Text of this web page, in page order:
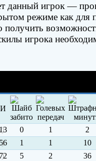
данный игрок —
режиме как для
получить
игрока
И
0 1
2
1 1
10
5 2
36